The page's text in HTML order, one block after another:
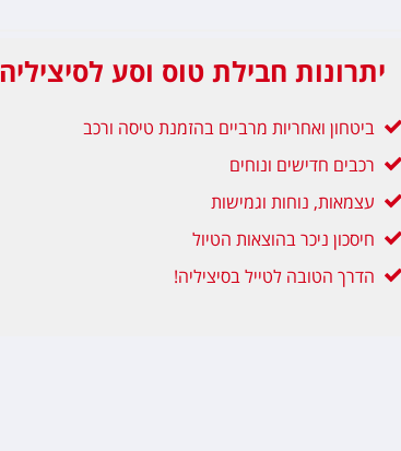
יתרונות חבילת טוס וסע לסיציליה
ביטחון ואחריות מרביים בהזמנת טיסה ורכב
רכבים חדישים ונוחים
עצמאות, נוחות וגמישות
חיסכון ניכר בהוצאות הטיול
הדרך הטובה לטייל בסיציליה!